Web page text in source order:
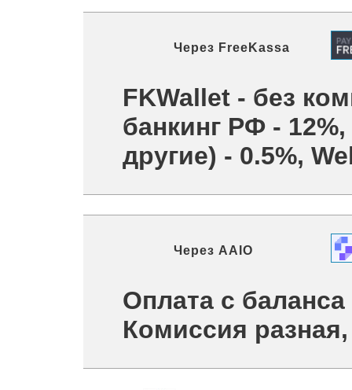
Через FreeKassa
FKWallet - без
банкинг РФ -
другие) - 0.5%,
Через AAIO
Оплата с
Комиссия